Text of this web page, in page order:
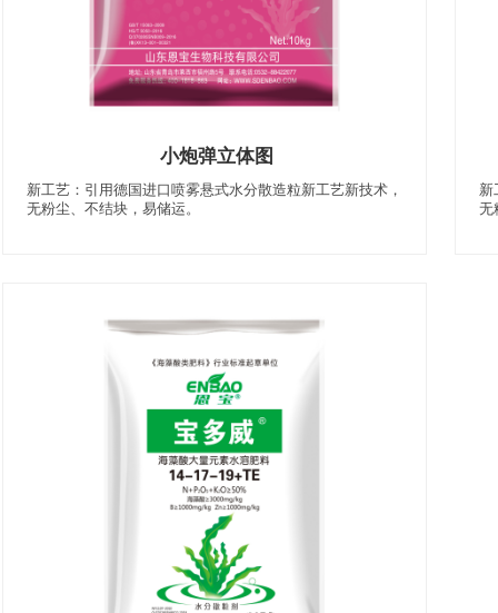
小炮弹立体图
新工艺：引用德国进口喷雾悬式水分散造粒新工艺新技术，
无粉尘、不结块，易储运。
新
无